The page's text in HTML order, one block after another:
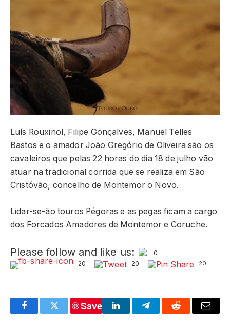
Luís Rouxinol, Filipe Gonçalves, Manuel Telles
Bastos e o amador João Gregório de Oliveira são os
cavaleiros que pelas 22 horas do dia 18 de julho vão
atuar na tradicional corrida que se realiza em São
Cristóvão, concelho de Montemor o Novo.
Lidar-se-ão touros Pégoras e as pegas ficam a cargo
dos Forcados Amadores de Montemor e Coruche.
Please follow and like us:
0
20
20 20
FacebookTwitter
Save
LinkedInTelegramReddit Email